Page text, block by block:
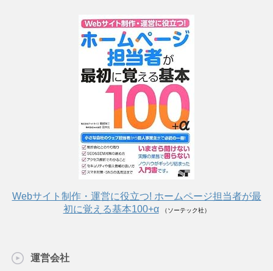
Webサイト制作・運営に役立つ! ホームページ担当者が最
初に覚える基本100+α
（ソーテック社）
運営会社